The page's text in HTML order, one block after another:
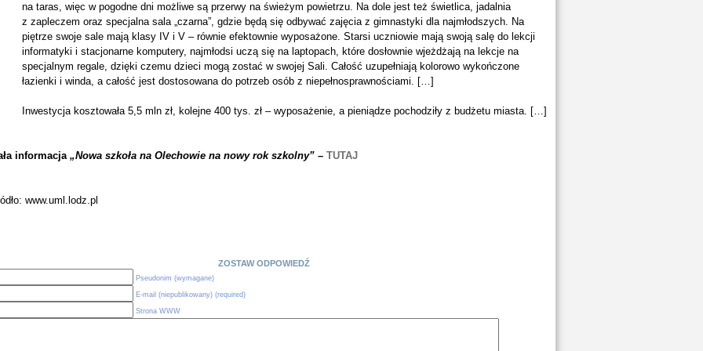
na taras, więc w pogodne dni możliwe są przerwy na świeżym powietrzu. Na dole jest też świetlica, jadalnia
z zapleczem oraz specjalna sala „czarna”, gdzie będą się odbywać zajęcia z gimnastyki dla najmłodszych. Na
piętrze swoje sale mają klasy IV i V – równie efektownie wyposażone. Starsi uczniowie mają swoją salę do lekcji
informatyki i stacjonarne komputery, najmłodsi uczą się na laptopach, które dosłownie wjeżdżają na lekcje na
specjalnym regale, dzięki czemu dzieci mogą zostać w swojej Sali. Całość uzupełniają kolorowo wykończone
łazienki i winda, a całość jest dostosowana do potrzeb osób z niepełnosprawnościami. […]
Inwestycja kosztowała 5,5 mln zł, kolejne 400 tys. zł – wyposażenie, a pieniądze pochodziły z budżetu miasta. […]
informacja „Nowa szkoła na Olechowie na nowy rok szkolny”– TUTAJ
www.uml.lodz.pl
ZOSTAW ODPOWIEDŹ
Pseudonim (wymagane)
E-mail (niepublikowany) (required)
Strona WWW